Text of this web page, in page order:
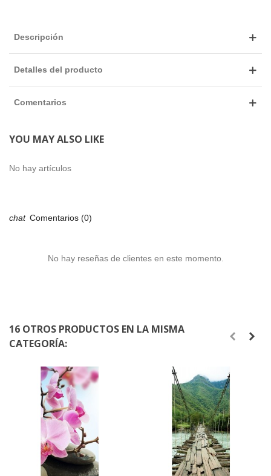
Descripción
Detalles del producto
Comentarios
YOU MAY ALSO LIKE
No hay artículos
Comentarios (0)
No hay reseñas de clientes en este momento.
16 OTROS PRODUCTOS EN LA MISMA
CATEGORÍA: